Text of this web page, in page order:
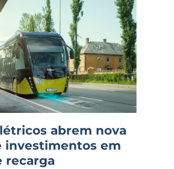
abrem nova
investimentos em
recarga